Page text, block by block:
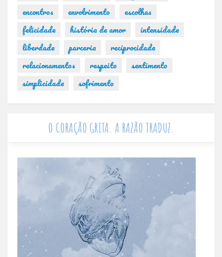
encontros
envolvimento
escolhas
felicidade
história de amor
intensidade
liberdade
parceria
reciprocidade
relacionamentos
respeito
sentimento
simplicidade
sofrimento
O CORAÇÃO GRITA. A RAZÃO TRADUZ.